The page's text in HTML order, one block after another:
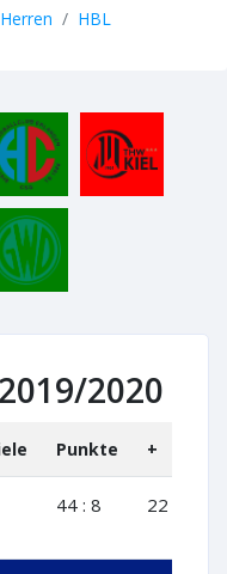
Herren
HBL
2020
Punkte +
44 : 8 22